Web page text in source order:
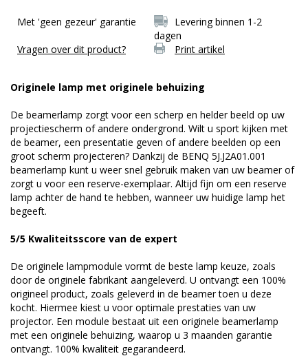
Met 'geen gezeur' garantie
Levering binnen 1-2
dagen
Vragen over dit product?
Print artikel
Originele lamp met originele behuizing
De beamerlamp zorgt voor een scherp en helder beeld op uw
projectiescherm of andere ondergrond. Wilt u sport kijken met
de beamer, een presentatie geven of andere beelden op een
groot scherm projecteren? Dankzij de BENQ 5J.J2A01.001
beamerlamp kunt u weer snel gebruik maken van uw beamer of
zorgt u voor een reserve-exemplaar. Altijd fijn om een reserve
lamp achter de hand te hebben, wanneer uw huidige lamp het
begeeft.
5/5 Kwaliteitsscore van de expert
De originele lampmodule vormt de beste lamp keuze, zoals
door de originele fabrikant aangeleverd. U ontvangt een 100%
origineel product, zoals geleverd in de beamer toen u deze
kocht. Hiermee kiest u voor optimale prestaties van uw
projector. Een module bestaat uit een originele beamerlamp
met een originele behuizing, waarop u 3 maanden garantie
ontvangt. 100% kwaliteit gegarandeerd.